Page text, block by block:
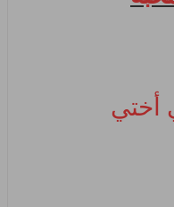
أختي